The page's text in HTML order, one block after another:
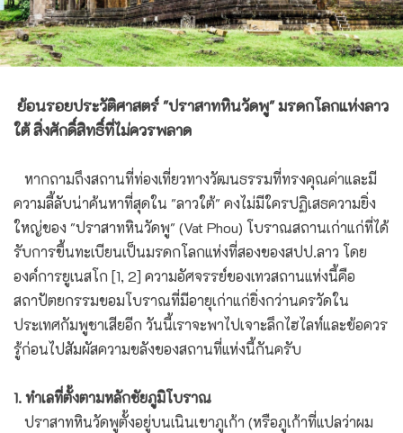
ย้อนรอยประวัติศาสตร์ "ปราสาทหินวัดพู" มรดกโลกแห่งลาว
ใต้ สิ่งศักดิ์สิทธิ์ที่ไม่ควรพลาด
หากถามถึงสถานที่ท่องเที่ยวทางวัฒนธรรมที่ทรงคุณค่าและมี
ความลี้ลับน่าค้นหาที่สุดใน "ลาวใต้" คงไม่มีใครปฏิเสธความยิ่ง
ใหญ่ของ "ปราสาทหินวัดพู" (Vat Phou) โบราณสถานเก่าแก่ที่ได้
รับการขึ้นทะเบียนเป็นมรดกโลกแห่งที่สองของสปป.ลาว โดย
องค์การยูเนสโก [1, 2] ความอัศจรรย์ของเทวสถานแห่งนี้คือ
สถาปัตยกรรมขอมโบราณที่มีอายุเก่าแก่ยิ่งกว่านครวัดใน
ประเทศกัมพูชาเสียอีก วันนี้เราจะพาไปเจาะลึกไฮไลท์และข้อควร
รู้ก่อนไปสัมผัสความขลังของสถานที่แห่งนี้กันครับ
1. ทำเลที่ตั้งตามหลักชัยภูมิโบราณ
ปราสาทหินวัดพูตั้งอยู่บนเนินเขาภูเก้า (หรือภูเก้าที่แปลว่าผม